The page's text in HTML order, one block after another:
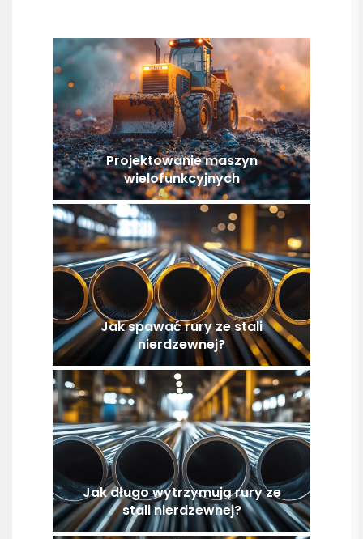
Projektowanie maszyn
wielofunkcyjnych
Jak spawać rury ze stali
nierdzewnej?
Jak długo wytrzymują rury ze
stali nierdzewnej?